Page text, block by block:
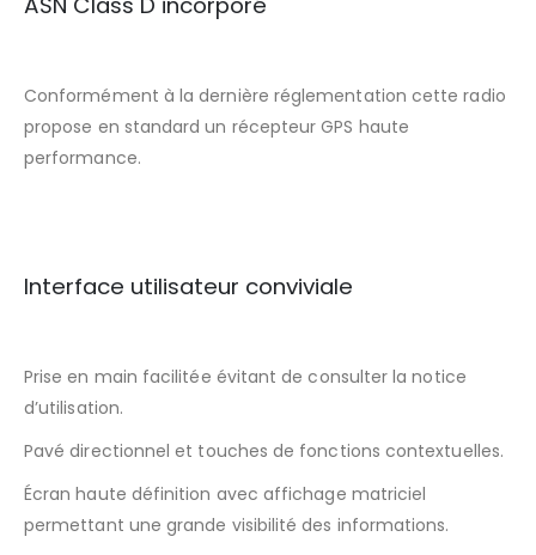
Conformément à la dernière réglementation cette radio
propose en standard un récepteur GPS haute
performance.
Interface utilisateur conviviale
Prise en main facilitée évitant de consulter la notice
d’utilisation.
Pavé directionnel et touches de fonctions contextuelles.
Écran haute définition avec affichage matriciel
permettant une grande visibilité des informations.